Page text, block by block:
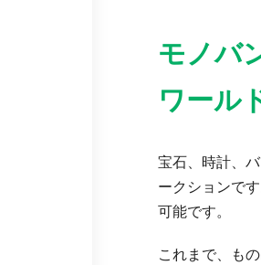
モノバ
ワール
宝石、時計、
ークションで
可能です。
これまで、も